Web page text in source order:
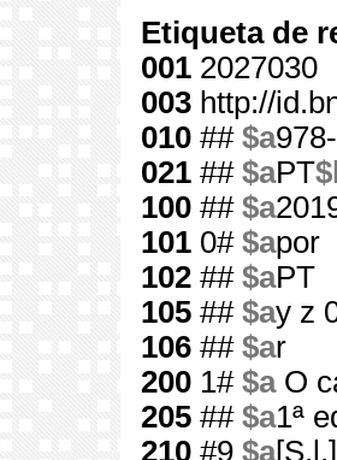
Etiqueta de
001 2027030
003 http://
010 ## $a
021 ## $aPT
100 ## $a
101 0# $apor
102 ## $aPT
105 ## $ay z
106 ## $ar
200 1# $aO
205 ## $a1ª
210 #9 $a[S.l.]